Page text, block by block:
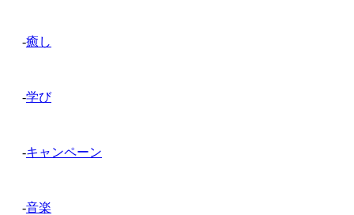
-癒し
-学び
-キャンペーン
-音楽